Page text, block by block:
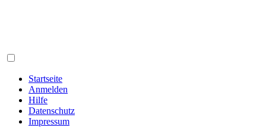
Startseite
Anmelden
Hilfe
Datenschutz
Impressum